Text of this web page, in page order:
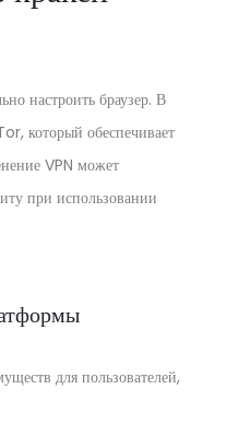
настроить браузер. В
который обеспечивает
VPN может
при использовании
для пользователей,